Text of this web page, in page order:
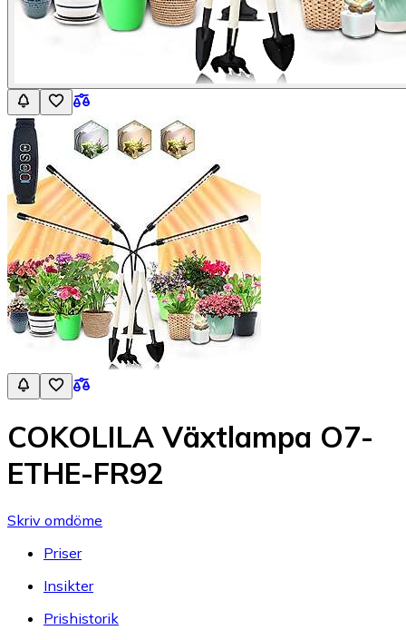
COKOLILA Växtlampa O7-
ETHE-FR92
Skriv omdöme
Priser
Insikter
Prishistorik